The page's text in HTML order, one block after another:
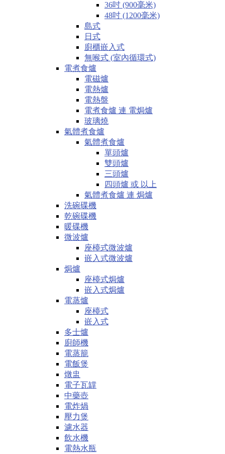
36吋 (900毫米)
48吋 (1200毫米)
島式
日式
廚櫃嵌入式
無喉式 (室內循環式)
電煮食爐
電磁爐
電熱爐
電熱盤
電煮食爐 連 電焗爐
玻璃燒
氣體煮食爐
氣體煮食爐
單頭爐
雙頭爐
三頭爐
四頭爐 或 以上
氣體煮食爐 連 焗爐
洗碗碟機
乾碗碟機
暖碟機
微波爐
座檯式微波爐
嵌入式微波爐
焗爐
座檯式焗爐
嵌入式焗爐
電蒸爐
座檯式
嵌入式
多士爐
廚師機
電蒸籠
電飯煲
燉盅
電子瓦罉
中藥壺
電炸煱
壓力煲
濾水器
飲水機
電熱水瓶